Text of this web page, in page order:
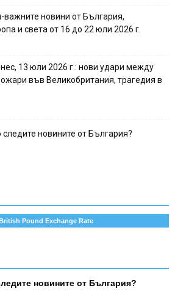
новини от България,
и света от 16 до 22 юли 2026 г.
13 юли 2026 г.: нови удари между
във Великобритания, трагедия в
новините от България?
Pound Exchange Rate
новините от България?